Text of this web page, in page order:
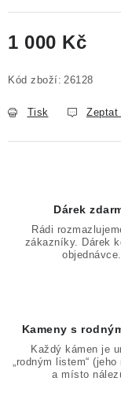
1 000 Kč
Kód zboží: 26128
Tisk Zeptat
Dárek
Rádi
zákazníky. Dárek
objednávce.
Kameny s
Každý kámen je
„rodným listem“
a místo